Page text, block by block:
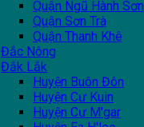
Quận Ngũ Hành Sơn
Quận Sơn Trà
Quận Thanh Khê
Đắc Nông
Đắk Lắk
Huyện Buôn Đôn
Huyện Cư Kuin
Huyện Cư M'gar